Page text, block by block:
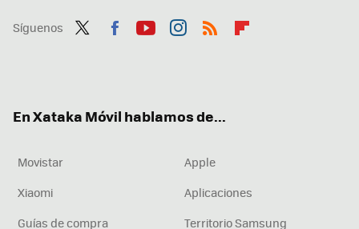
Síguenos
En Xataka Móvil hablamos de...
Movistar
Apple
Xiaomi
Aplicaciones
Guías de compra
Territorio Samsung